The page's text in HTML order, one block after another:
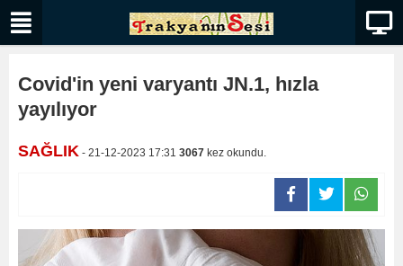
Covid'in yeni varyantı JN.1, hızla
yayılıyor
SAĞLIK - 21-12-2023 17:31 3067 kez okundu.